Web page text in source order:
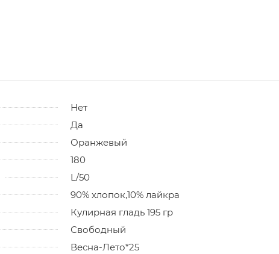
Нет
Да
Оранжевый
180
L/50
90% хлопок,10% лайкра
Кулирная гладь 195 гр
Свободный
Весна-Лето*25